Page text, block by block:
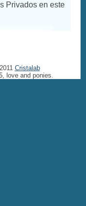
Privados en este
Cristalab
love and ponies.